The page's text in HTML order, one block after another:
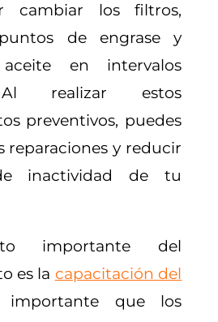
cambiar los filtros,
de engrase y
en intervalos
Al realizar estos
preventivos, puedes
reparaciones y reducir
inactividad de tu
importante del
es la capacitación del
que los